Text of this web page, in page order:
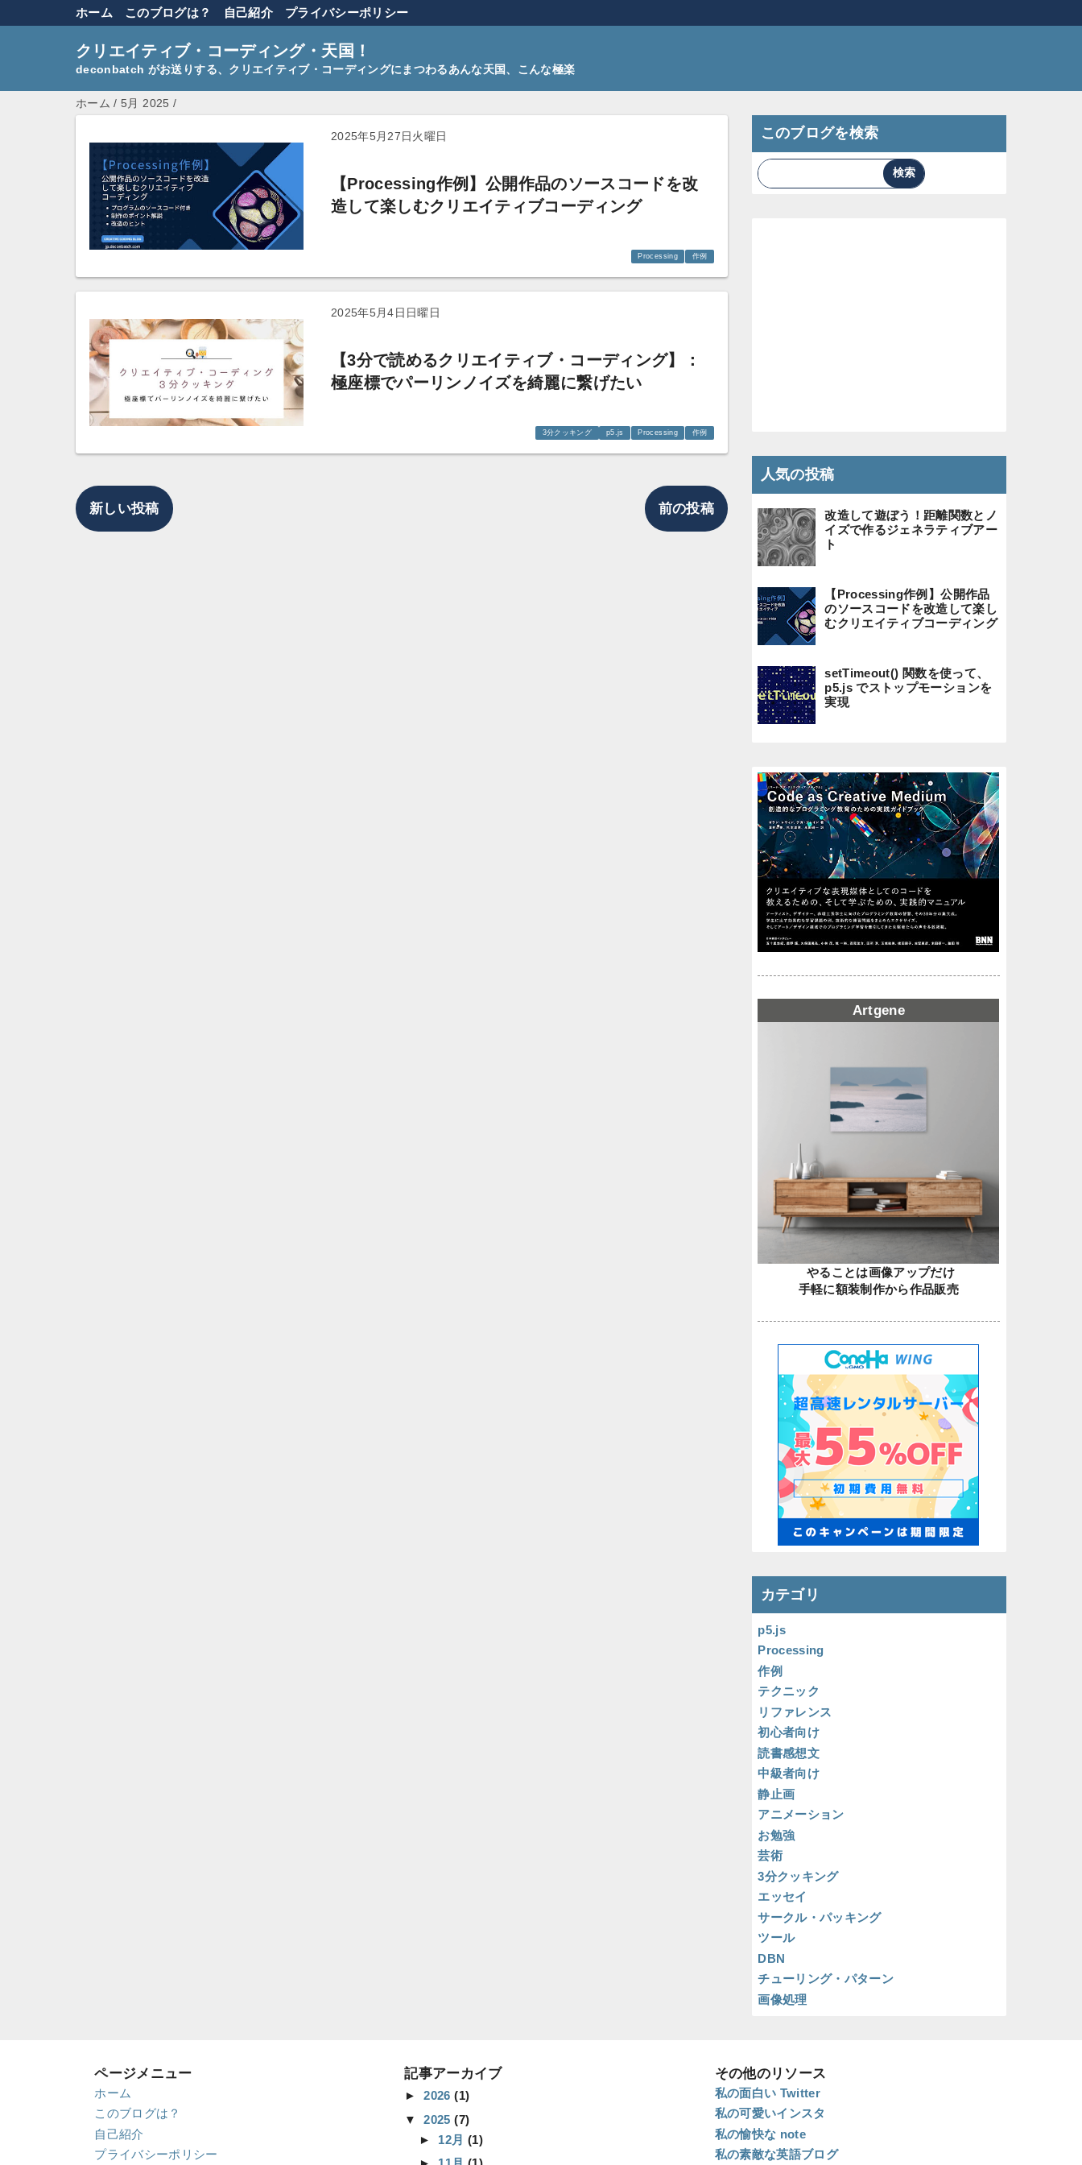
ホーム このブログは？ 自己紹介 プライバシーポリシー
クリエイティブ・コーディング・天国！
deconbatch がお送りする、クリエイティブ・コーディングにまつわるあんな天国、こんな極楽
ホーム / 5月 2025 /
2025年5月27日火曜日
【Processing作例】公開作品のソースコードを改
造して楽しむクリエイティブコーディング
Processing 作例
2025年5月4日日曜日
【3分で読めるクリエイティブ・コーディング】：
極座標でパーリンノイズを綺麗に繋げたい
3分クッキング p5.js Processing 作例
新しい投稿 前の投稿
このブログを検索
人気の投稿
改造して遊ぼう！距離関数とノ
イズで作るジェネラティブアー
ト
【Processing作例】公開作品
のソースコードを改造して楽し
むクリエイティブコーディング
setTimeout() 関数を使って、
p5.js でストップモーションを
実現
Artgene
やることは画像アップだけ
手軽に額装制作から作品販売
カテゴリ
p5.js
Processing
作例
テクニック
リファレンス
初心者向け
読書感想文
中級者向け
静止画
アニメーション
お勉強
芸術
3分クッキング
エッセイ
サークル・パッキング
ツール
DBN
チューリング・パターン
画像処理
ページメニュー
ホーム
このブログは？
自己紹介
プライバシーポリシー
記事アーカイブ
►2026(1)
▼2025(7)
► 12月 (1)
その他のリソース
私の面白い Twitter
私の可愛いインスタ
私の愉快な note
私の素敵な英語ブログ